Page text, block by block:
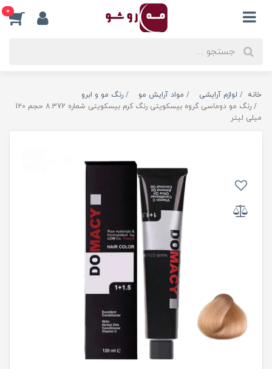
0
خانه لوازم آرایشی مواد آرایش مو
رنگ مو و ابرو
رنگ مو دوماسی گروه بیسکویتی رنگ کرم بیسکویتی شماره 8.372 حجم 120
میلی لیتر